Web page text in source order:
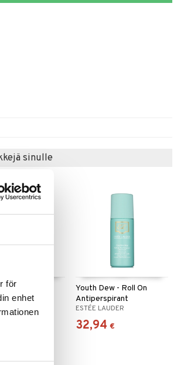
för
enhet
sinulle
- Eau de
Spray
Youth Dew - Roll On
Antiperspirant
Deodorant
ESTÉE LAUDER
32,94 €